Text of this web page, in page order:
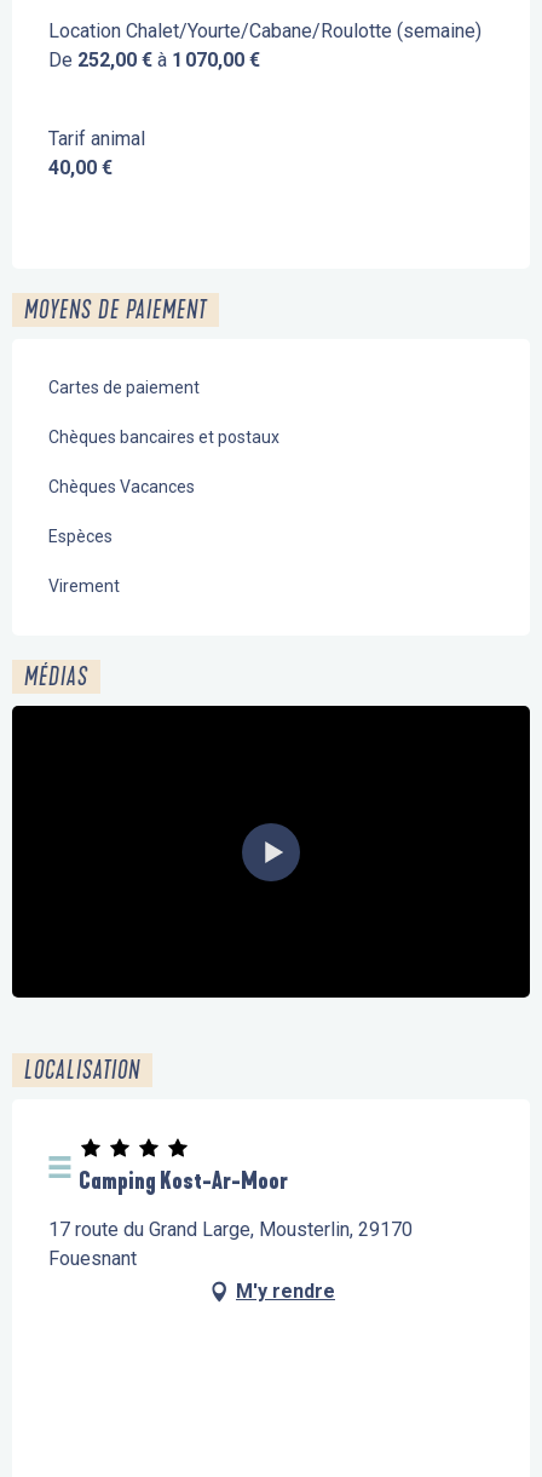
Location Chalet/Yourte/Cabane/Roulotte (semaine)
De 252,00 € à 1 070,00 €
Tarif animal
40,00 €
MOYENS DE PAIEMENT
Cartes de paiement
Chèques bancaires et postaux
Chèques Vacances
Espèces
Virement
MÉDIAS
LOCALISATION
Camping Kost-Ar-Moor
17 route du Grand Large, Mousterlin, 29170
Fouesnant
M'y rendre